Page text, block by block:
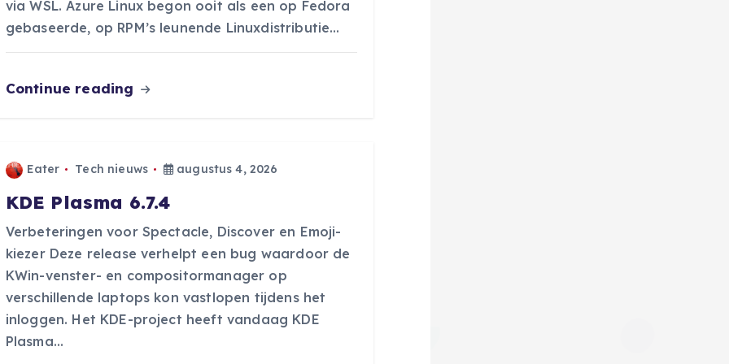
via WSL. Azure Linux begon ooit als een op Fedora
gebaseerde, op RPM’s leunende Linuxdistributie…
Continue reading
Eater Tech nieuws augustus 4, 2026
KDE Plasma 6.7.4
Verbeteringen voor Spectacle, Discover en Emoji-
kiezer Deze release verhelpt een bug waardoor de
KWin-venster- en compositormanager op
verschillende laptops kon vastlopen tijdens het
inloggen. Het KDE-project heeft vandaag KDE
Plasma…